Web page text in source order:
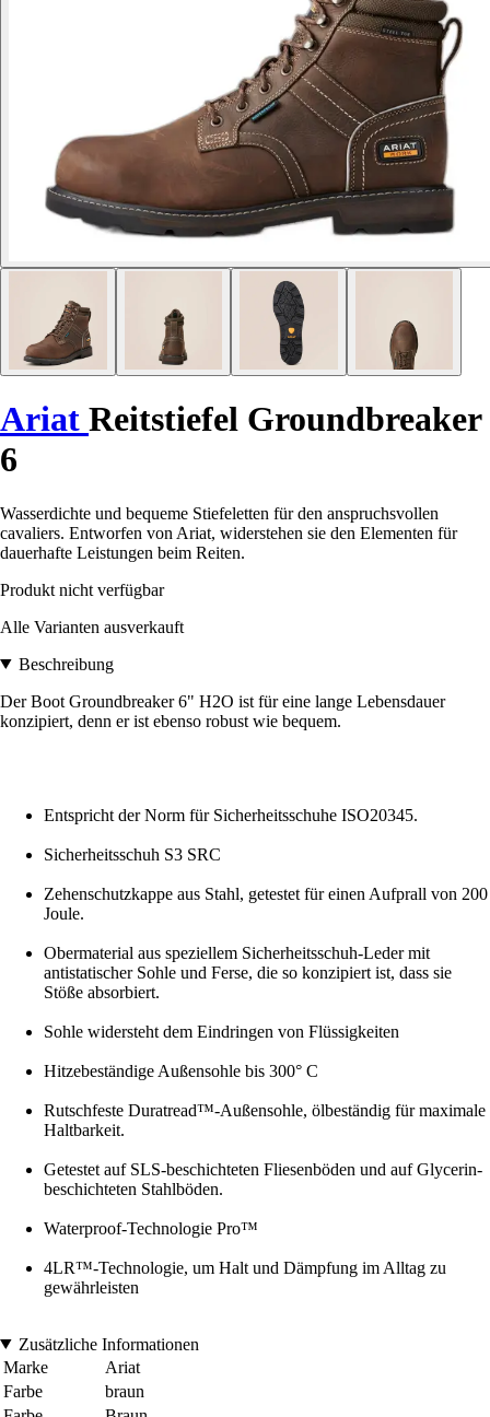
Ariat Reitstiefel Groundbreaker
6
Wasserdichte und bequeme Stiefeletten für den anspruchsvollen
cavaliers. Entworfen von Ariat, widerstehen sie den Elementen für
dauerhafte Leistungen beim Reiten.
Produkt nicht verfügbar
Alle Varianten ausverkauft
Beschreibung
Der Boot Groundbreaker 6" H2O ist für eine lange Lebensdauer
konzipiert, denn er ist ebenso robust wie bequem.
Entspricht der Norm für Sicherheitsschuhe ISO20345.
Sicherheitsschuh S3 SRC
Zehenschutzkappe aus Stahl, getestet für einen Aufprall von 200
Joule.
Obermaterial aus speziellem Sicherheitsschuh-Leder mit
antistatischer Sohle und Ferse, die so konzipiert ist, dass sie
Stöße absorbiert.
Sohle widersteht dem Eindringen von Flüssigkeiten
Hitzebeständige Außensohle bis 300° C
Rutschfeste Duratread™-Außensohle, ölbeständig für maximale
Haltbarkeit.
Getestet auf SLS-beschichteten Fliesenböden und auf Glycerin-
beschichteten Stahlböden.
Waterproof-Technologie Pro™
4LR™-Technologie, um Halt und Dämpfung im Alltag zu
gewährleisten
Zusätzliche Informationen
Marke
Ariat
Farbe
braun